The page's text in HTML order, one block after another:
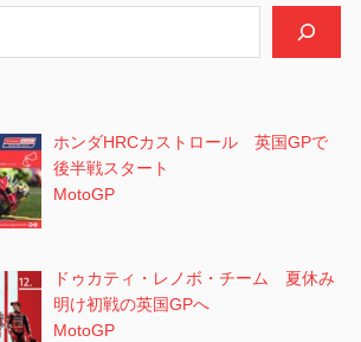
ホンダHRCカストロール 英国GPで
後半戦スタート
MotoGP
ドゥカティ・レノボ・チーム 夏休み
明け初戦の英国GPへ
MotoGP